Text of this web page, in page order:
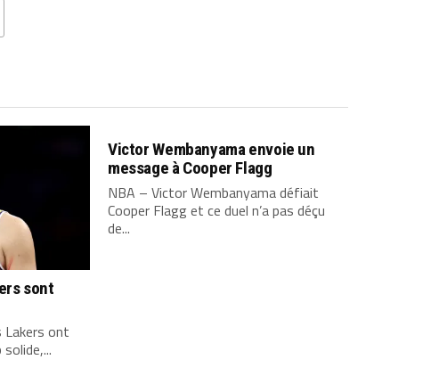
sont
Lakers ont
Victor Wembanyama envoie un
message à Cooper Flagg
NBA – Victor Wembanyama défiait
Cooper Flagg et ce duel n’a pas déçu
de...